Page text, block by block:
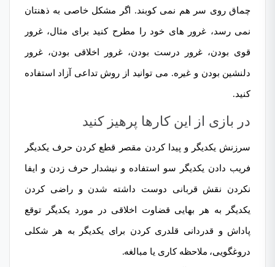
چماق روی سر هم نمی کوبند. اگر مشکل خاصی به ذهنتان
نمی رسد، غرور های خود را مطرح کنید برای مثال، غرور
قوی بودن، غرور درست بودن، غرور اخلاقی بودن، غرور
دلنشین بودن و غیره. می توانید از روش تداعی آزاد استفاده
کنید.
در بازی از این کارها پرهیز کنید
سرزنش یکدیگر و پیدا کردن مقصر قطع کردن حرف یکدیگر
فریب دادن یکدیگر سو استفاده و نیشدار حرف زدن و ایفا
نکردن نقش قربانی دوست داشته شدن و راضی کردن
یکدیگر به هر بهایی قضاوت اخلاقی در مورد یکدیگر توقع
پاداش و قدردانی قلدری کردن برای یکدیگر به هر شکلی
دروغگویی، ملاحظه کاری یا مبالغه.